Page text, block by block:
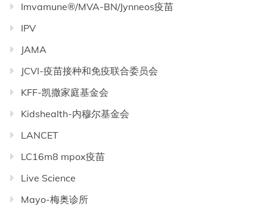
Imvamune®/MVA-BN/Jynneos疫苗
IPV
JAMA
JCVI-疫苗接种和免疫联合委员会
KFF-凯撒家庭基金会
Kidshealth-内穆尔基金会
LANCET
LC16m8 mpox疫苗
Live Science
Mayo-梅奥诊所